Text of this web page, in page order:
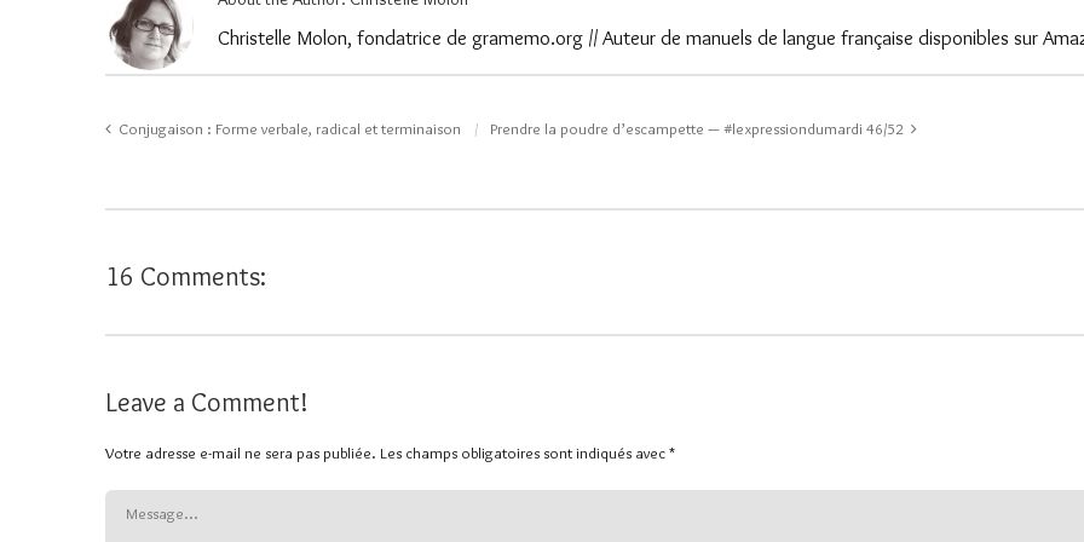
Christelle Molon, fondatrice de gramemo.org // Auteur de manuels de langue française disponibles sur
Conjugaison : Forme verbale, radical et terminaison Prendre la poudre d’escampette — #lexpressiondumardi 46/52
16 Comments:
Leave a Comment!
Votre adresse e-mail ne sera pas publiée. Les champs obligatoires sont indiqués avec*